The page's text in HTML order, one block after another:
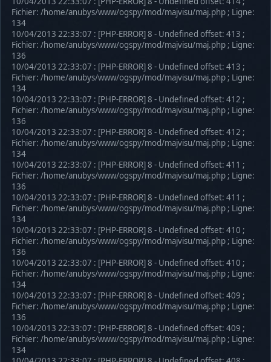
Fichier: /home/anubys/www/ogspy/mod/majvisu/maj.php ; Ligne:
134
10/04/2013 22:33:07 : [PHP-ERROR] 8 - Undefined offset: 413 ;
Fichier: /home/anubys/www/ogspy/mod/majvisu/maj.php ; Ligne:
136
10/04/2013 22:33:07 : [PHP-ERROR] 8 - Undefined offset: 413 ;
Fichier: /home/anubys/www/ogspy/mod/majvisu/maj.php ; Ligne:
134
10/04/2013 22:33:07 : [PHP-ERROR] 8 - Undefined offset: 412 ;
Fichier: /home/anubys/www/ogspy/mod/majvisu/maj.php ; Ligne:
136
10/04/2013 22:33:07 : [PHP-ERROR] 8 - Undefined offset: 412 ;
Fichier: /home/anubys/www/ogspy/mod/majvisu/maj.php ; Ligne:
134
10/04/2013 22:33:07 : [PHP-ERROR] 8 - Undefined offset: 411 ;
Fichier: /home/anubys/www/ogspy/mod/majvisu/maj.php ; Ligne:
136
10/04/2013 22:33:07 : [PHP-ERROR] 8 - Undefined offset: 411 ;
Fichier: /home/anubys/www/ogspy/mod/majvisu/maj.php ; Ligne:
134
10/04/2013 22:33:07 : [PHP-ERROR] 8 - Undefined offset: 410 ;
Fichier: /home/anubys/www/ogspy/mod/majvisu/maj.php ; Ligne:
136
10/04/2013 22:33:07 : [PHP-ERROR] 8 - Undefined offset: 410 ;
Fichier: /home/anubys/www/ogspy/mod/majvisu/maj.php ; Ligne:
134
10/04/2013 22:33:07 : [PHP-ERROR] 8 - Undefined offset: 409 ;
Fichier: /home/anubys/www/ogspy/mod/majvisu/maj.php ; Ligne:
136
10/04/2013 22:33:07 : [PHP-ERROR] 8 - Undefined offset: 409 ;
Fichier: /home/anubys/www/ogspy/mod/majvisu/maj.php ; Ligne:
134